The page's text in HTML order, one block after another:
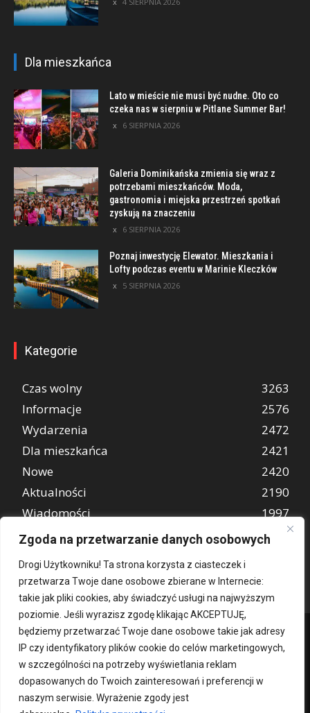
Zgoda na przetwarzanie danych osobowych
Drogi Użytkowniku! Ta strona korzysta z ciasteczek i
przetwarza Twoje dane osobowe zbierane w Internecie:
takie jak pliki cookies, aby świadczyć usługi na najwyższym
poziomie. Jeśli wyrazisz zgodę klikając AKCEPTUJĘ,
będziemy przetwarzać Twoje dane osobowe takie jak adresy
IP czy identyfikatory plików cookie do celów marketingowych,
w szczególności na potrzeby wyświetlania reklam
dopasowanych do Twoich zainteresowań i preferencji w
naszym serwisie. Wyrażenie zgody jest
Dla mieszkańca
Lato w mieście nie musi być nudne. Oto co
czeka nas w sierpniu w Pitlane Summer Bar!
6 SIERPNIA 2026
Galeria Dominikańska zmienia się wraz z
potrzebami mieszkańców. Moda,
gastronomia i miejska przestrzeń spotkań
zyskują na znaczeniu
6 SIERPNIA 2026
Poznaj inwestycję Elewator. Mieszkania i
Lofty podczas eventu w Marinie Kleczków
5 SIERPNIA 2026
Kategorie
Czas wolny
3263
Informacje
2576
Wydarzenia
2472
Dla mieszkańca
2421
Nowe
2420
Aktualności
2190
Wiadomości
1997
REKLAMA
849